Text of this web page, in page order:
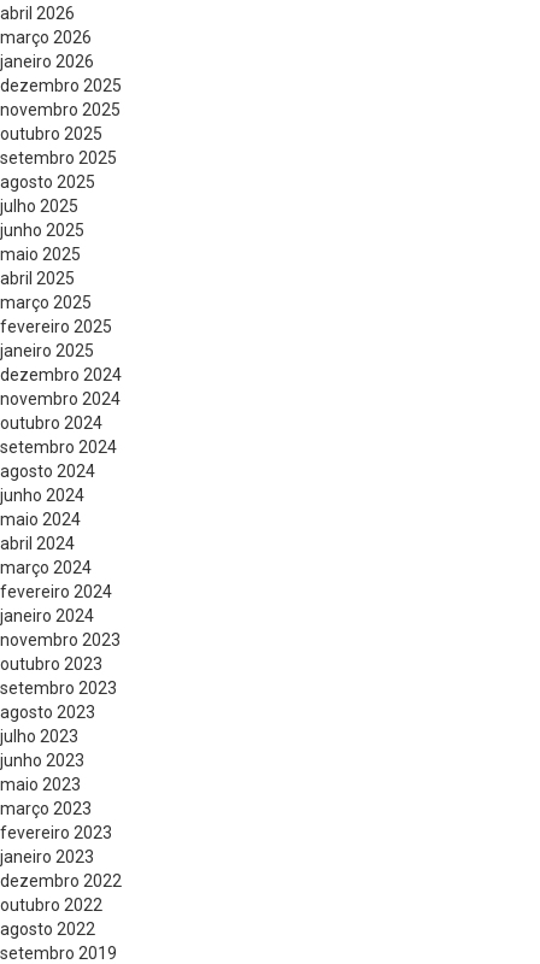
abril 2026
março 2026
janeiro 2026
dezembro 2025
novembro 2025
outubro 2025
setembro 2025
agosto 2025
julho 2025
junho 2025
maio 2025
abril 2025
março 2025
fevereiro 2025
janeiro 2025
dezembro 2024
novembro 2024
outubro 2024
setembro 2024
agosto 2024
junho 2024
maio 2024
abril 2024
março 2024
fevereiro 2024
janeiro 2024
novembro 2023
outubro 2023
setembro 2023
agosto 2023
julho 2023
junho 2023
maio 2023
março 2023
fevereiro 2023
janeiro 2023
dezembro 2022
outubro 2022
agosto 2022
setembro 2019